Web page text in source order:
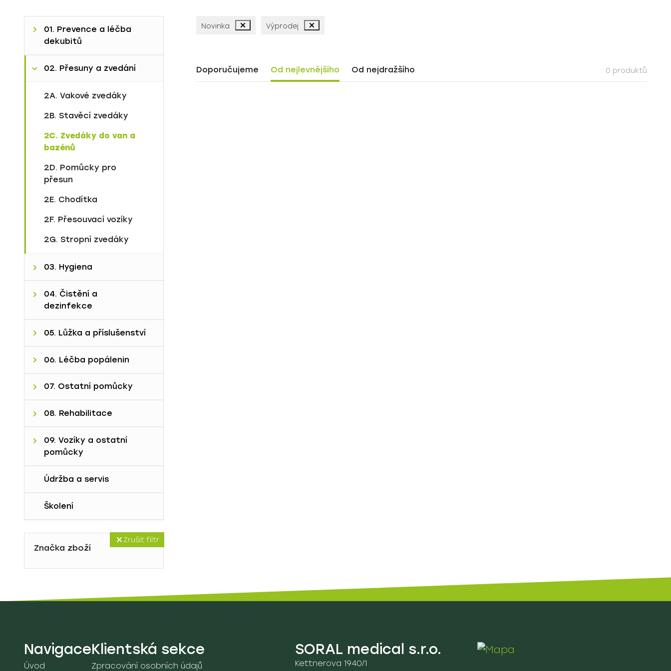
01. Prevence a léčba
dekubitů
1A. Aktivní antidekubitní
Standardní péče
Intenzivní péče
Speciální systémy
1B. Pasivní antidekubitní
matrace
1C. Polohovací pomůcky
Sláva
Viktorie
1D. Gelové pomůcky na
operační sál
02. Přesuny a zvedání
2A. Vakové zvedáky
2B. Stavěcí zvedáky
2C. Zvedáky do van a
bazénů
2D. Pomůcky pro
přesun
2E. Chodítka
2F. Přesouvací vozíky
2G. Stropní zvedáky
03. Hygiena
A. Polohovatelné vany
B. Toaletní a sprchová
panely
04. Čistění a
dezinfekce
4A. Myčky podložních
4B. Nakládání s odpady
05. Lůžka a příslušenství
A. Nemocniční lůžka
D. Ostatní
06. Léčba popálenin
A. Fluidní lůžko Sands
07. Ostatní pomůcky
7A. Fixační a ochranné
08. Rehabilitace
8A. Vyšetřovací stoly a
lehátka
09. Vozíky a ostatní
pomůcky
9D. Vozíky
Údržba a servis
Školení
Zrušit filtr
Značka zboží
Novinka Výprodej
Doporučujeme Od nejlevnějšího Od nejdražšího 0 produktů
Navigace
Úvod
Klientská sekce
Zpracování osobních údajů
SORAL medical s.r.o.
Kettnerova 1940/1